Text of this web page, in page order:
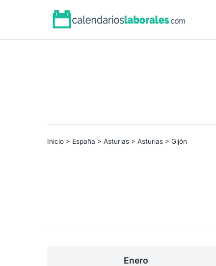
Inicio > España > Asturias > Asturias > Gijón
Enero